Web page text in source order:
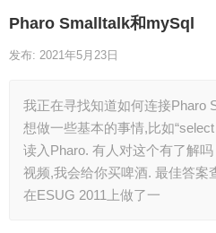
Pharo Smalltalk和mySql
发布: 2021年5月23日
我正在寻找知道如何连接Pharo
想做一些基本的事情,比如
读入Pharo. 有人对这个有了解
视频,我会给你买啤酒. 最佳答案
在ESUG 2011上做了一